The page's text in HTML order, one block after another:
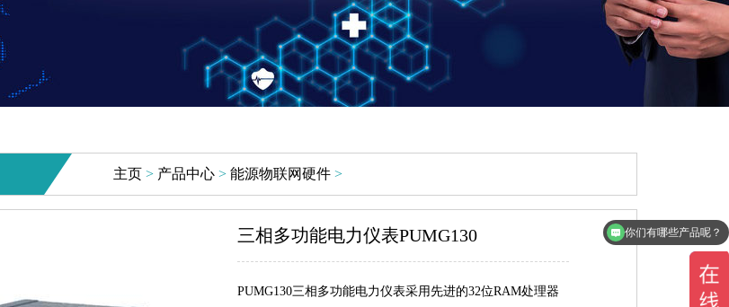
主页> 产品中心> 能源物联网硬件>
三相多功能电力仪表PUMG130
PUMG130三相多功能电力仪表采用先进的32位RAM处理器
系统支持与第三方系统对接吗？